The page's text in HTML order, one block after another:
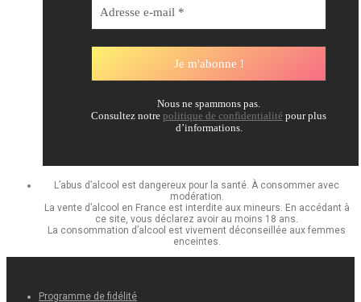
Nous ne spammons pas.
Consultez notre politique de confidentialité pour plus
d’informations.
L’abus d’alcool est dangereux pour la santé. À consommer avec
modération.
La vente d’alcool en France est interdite aux mineurs. En accédant à
ce site, vous déclarez avoir au moins 18 ans.
La consommation d’alcool est vivement déconseillée aux femmes
enceintes.
Programme de fidélité